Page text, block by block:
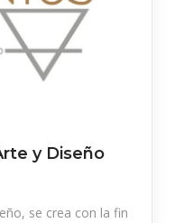
y Diseño
se crea con la fin